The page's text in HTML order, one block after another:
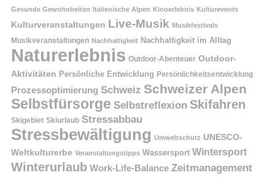
Gesunde Gewohnheiten Italienische Alpen Kinoerlebnis Kulturevents
Kulturveranstaltungen Live-Musik Musikfestivals
Musikveranstaltungen Nachhaltigkeit Nachhaltigkeit im Alltag
Naturerlebnis Outdoor-Abenteuer Outdoor-
Aktivitäten Persönliche Entwicklung Persönlichkeitsentwicklung
Prozessoptimierung Schweiz Schweizer Alpen
Selbstfürsorge Selbstreflexion Skifahren
Skigebiet Skiurlaub Stressabbau
Stressbewältigung Umweltschutz UNESCO-
Weltkulturerbe Veranstaltungstipps Wassersport Wintersport
Winterurlaub Work-Life-Balance Zeitmanagement